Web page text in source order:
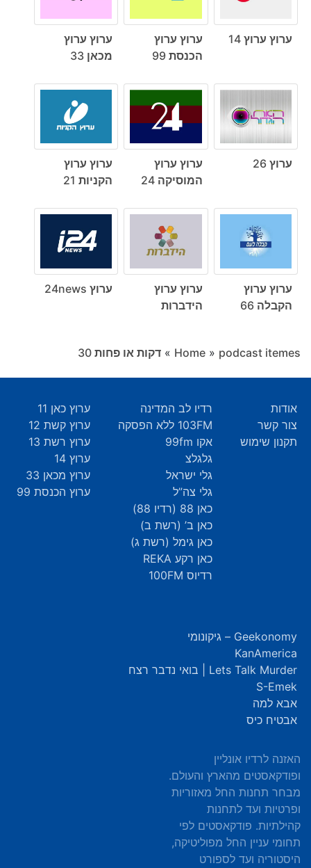
ערוץ ערוץ 14
ערוץ ערוץ
הכנסת 99
ערוץ ערוץ
מכאן 33
ערוץ 26
ערוץ ערוץ
המוסיקה 24
ערוץ ערוץ
הקניות 21
ערוץ ערוץ
הקבלה 66
ערוץ ערוץ
הידברות
ערוץ 24news
Home » podcast itemes
» דקות או פחות ‎30
אודות
צור קשר
תקנון שימוש
רדיו לב המדינה
103FM ללא הפסקה
אקו 99fm
גלגלצ
גלי ישראל
גלי צה”ל
כאן 88 (רדיו 88)
כאן ב’ (רשת ב)
כאן גימל (רשת ג)
כאן רקע REKA
רדיוס 100FM
ערוץ כאן 11
ערוץ קשת 12
ערוץ רשת 13
ערוץ 14
ערוץ מכאן 33
ערוץ הכנסת 99
Geekonomy – גיקונומי
KanAmerica
Lets Talk Murder | בואי נדבר רצח
S-Emek
אבא למה
אבטיח כיס
האזנה לרדיו אונליין
ופודקאסטים מהארץ והעולם.
מבחר תחנות החל מאזוריות
ופרטיות ועד לתחנות
קהילתיות. פודקאסטים לפי
תחומי עניין החל מפוליטיקה,
היסטוריה ועד לספורט